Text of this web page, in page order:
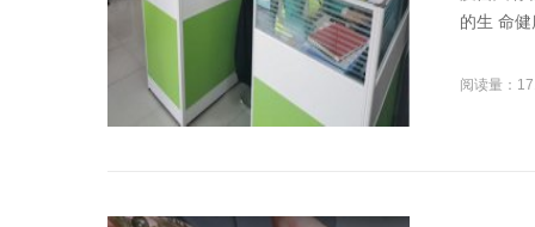
的生 命
阅读量：